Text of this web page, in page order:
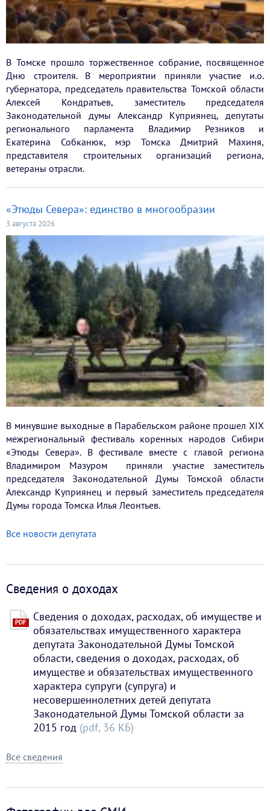
В Томске прошло торжественное собрание, посвященное
Дню строителя. В мероприятии приняли участие и.о.
губернатора, председатель правительства Томской области
Алексей Кондратьев, заместитель председателя
Законодательной думы Александр Куприянец, депутаты
регионального парламента Владимир Резников и
Екатерина Собканюк, мэр Томска Дмитрий Махиня,
представителя строительных организаций региона,
ветераны отрасли.
«Этюды Севера»: единство в многообразии
3 августа 2026
В минувшие выходные в Парабельском районе прошел XIX
межрегиональный фестиваль коренных народов Сибири
«Этюды Севера». В фестивале вместе с главой региона
Владимиром Мазуром приняли участие заместитель
председателя Законодательной Думы Томской области
Александр Куприянец и первый заместитель председателя
Думы города Томска Илья Леонтьев.
Все новости депутата
Сведения о доходах
PDF
Сведения о доходах, расходах, об имуществе и
обязательствах имущественного характера
депутата Законодательной Думы Томской
области, сведения о доходах, расходах, об
имуществе и обязательствах имущественного
характера супруги (супруга) и
несовершеннолетних детей депутата
Законодательной Думы Томской области за
2015 год (pdf, 36 KБ)
Все сведения